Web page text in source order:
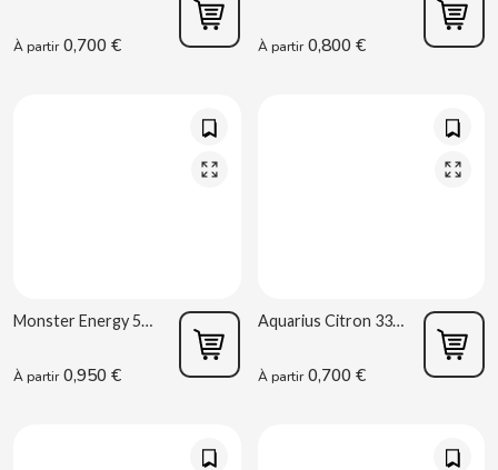
CIGALA
À partir 0,700 € À partir 0,800 €
Monster Energy 500ml
À partir 0,950 €
Aquarius Citron 330ml
À partir 0,700 €